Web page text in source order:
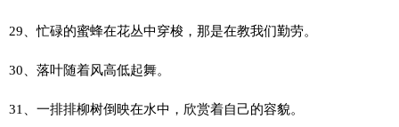
29、忙碌的蜜蜂在花丛中穿梭，那是在教我们勤劳。
30、落叶随着风高低起舞。
31、一排排柳树倒映在水中，欣赏着自己的容貌。